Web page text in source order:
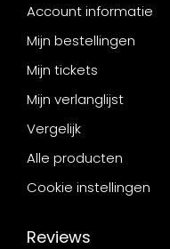
Account informatie
Mijn bestellingen
Mijn tickets
Mijn verlanglijst
Vergelijk
Alle producten
Cookie instellingen
Reviews